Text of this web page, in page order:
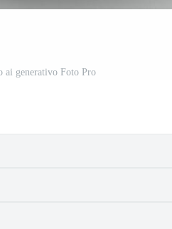
ai generativo Foto Pro